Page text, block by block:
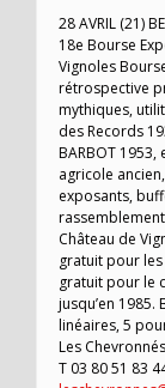
28 AVRIL (21)
18e Bourse
Vignoles
rétrospective
mythiques,
des Records
BARBOT
agricole
exposants,
Château de
gratuit pour les
gratuit pour le
jusqu’en 1985.
linéaires, 5
Les
T 03 80 51 83